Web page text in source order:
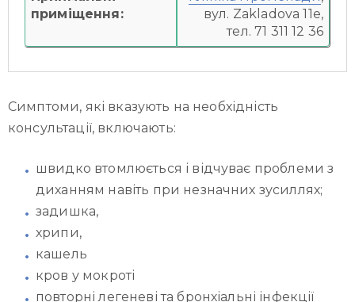
приміщення:
вул. Zakladova 11e,
тел. 71 311 12 36
Симптоми, які вказують на необхідність
консультації, включають:
швидко втомлюється і відчуває проблеми з
диханням навіть при незначних зусиллях;
задишка,
хрипи,
кашель
кров у мокроті
повторні легеневі та бронхіальні інфекції